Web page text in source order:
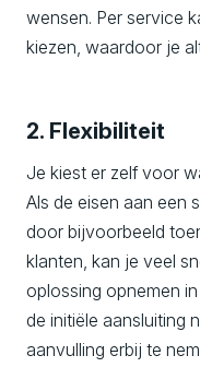
wensen. Per service
kiezen, waardoor je
2. Flexibiliteit
Je kiest er zelf voor
Als de eisen aan een
door bijvoorbeeld
klanten, kan je veel
oplossing opnemen
de initiële aansluiting
aanvulling erbij te